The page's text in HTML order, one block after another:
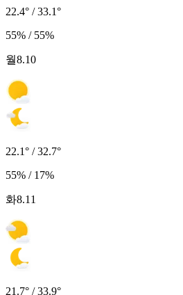
22.4° / 33.1°
55% / 55%
월8.10
22.1° / 32.7°
55% / 17%
화8.11
21.7° / 33.9°